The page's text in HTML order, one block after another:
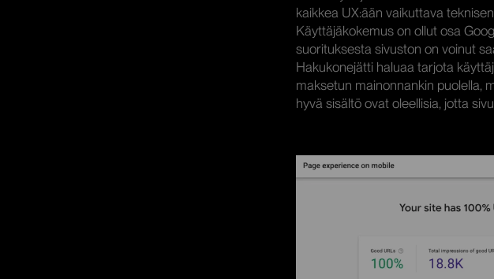
kaikkea UX:ään vaikuttava
Käyttäjäkokemus on ollut osa
suorituksesta sivuston on voinut
Hakukonejätti haluaa tarjota
maksetun mainonnankin puolella,
hyvä sisältö ovat oleellisia, jotta